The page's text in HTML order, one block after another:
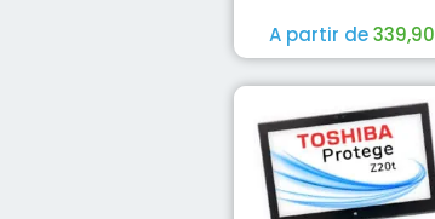
A partir de339,90